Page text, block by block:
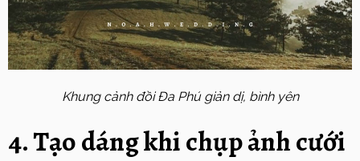
Khung cảnh đồi Đa Phú giản dị, bình yên
4. Tạo dáng khi chụp ảnh cưới